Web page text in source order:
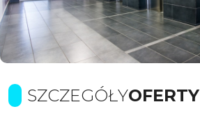
SZCZEGÓŁYOFERTY